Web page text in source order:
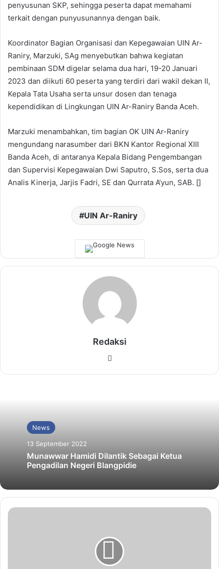
penyusunan SKP, sehingga peserta dapat memahami
terkait dengan punyusunannya dengan baik.
Koordinator Bagian Organisasi dan Kepegawaian UIN Ar-
Raniry, Marzuki, SAg menyebutkan bahwa kegiatan
pembinaan SDM digelar selama dua hari, 19-20 Januari
2023 dan diikuti 60 peserta yang terdiri dari wakil dekan II,
Kepala Tata Usaha serta unsur dosen dan tenaga
kependidikan di Lingkungan UIN Ar-Raniry Banda Aceh.
Marzuki menambahkan, tim bagian OK UIN Ar-Raniry
mengundang narasumber dari BKN Kantor Regional XIII
Banda Aceh, di antaranya Kepala Bidang Pengembangan
dan Supervisi Kepegawaian Dwi Saputro, S.Sos, serta dua
Analis Kinerja, Jarjis Fadri, SE dan Qurrata A’yun, SAB. []
UIN Ar-Raniry
Redaksi
News
13 September 2022
Munawwar Hamidi Dilantik Sebagai Ketua
Pengadilan Negeri Blangpidie